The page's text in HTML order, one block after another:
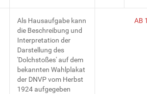
Als Hausaufgabe kann
die Beschreibung und
Interpretation der
Darstellung des
'Dolchstoßes' auf dem
bekannten Wahlplakat
der DNVP vom Herbst
1924 aufgegeben
AB